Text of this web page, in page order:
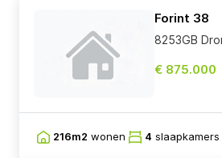
Forint 38
8253GB
€ 875.000
216m2 wonen 4 slaapkamers